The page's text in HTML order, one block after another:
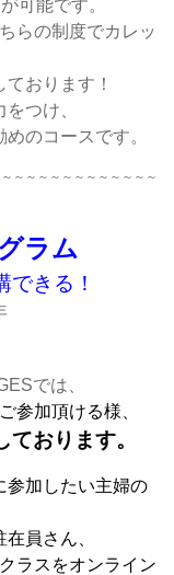
可能です。
らの制度でカレッ
おります！
つけ、
めのコースです。
～～～～～～～～～～～～
ラム
できる！
では、
参加頂ける様、
おります。
参加したい主婦の
員さん、
ラスをオンライン